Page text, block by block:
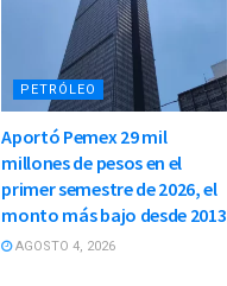
PETRÓLEO
Aportó Pemex 29 mil
millones de pesos en el
primer semestre de 2026, el
monto más bajo desde 2013
AGOSTO 4, 2026